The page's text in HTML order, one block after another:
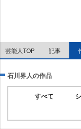
芸能人TOP 記事
石川界人の作品
すべて